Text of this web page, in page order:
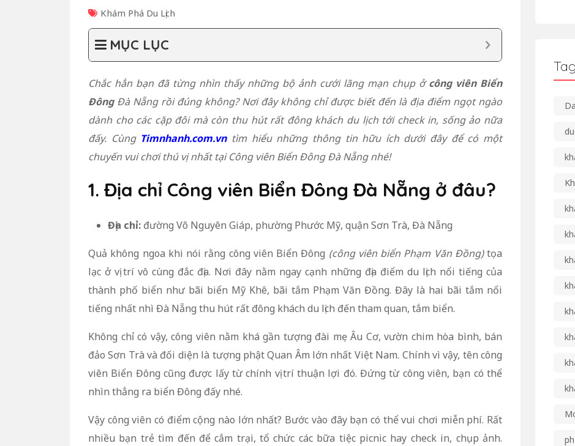
Khám Phá Du Lịch
MỤC LỤC
Chắc hẳn bạn đã từng nhìn thấy những bộ ảnh cưới lãng mạn chụp ởcông viên Biển
ĐôngĐà Nẵng rồi đúng không? Nơi đây không chỉ được biết đến là địa điểm ngọt ngào
dành cho các cặp đôi mà còn thu hút rất đông khách du lịch tới check in, sống ảo nữa
đấy. Cùng Timnhanh.com.vntìm hiểu những thông tin hữu ích dưới đây để có một
chuyến vui chơi thú vị nhất tại Công viên Biển Đông Đà Nẵng nhé!
1. Địa chỉ Công viên Biển Đông Đà Nẵng ở đâu?
Địa chỉ: đường Võ Nguyên Giáp, phường Phước Mỹ, quận Sơn Trà, Đà Nẵng
Quả không ngoa khi nói rằng công viên Biển Đông (công viên biển Phạm Văn Đồng)tọa
lạc ở vị trí vô cùng đắc địa. Nơi đây nằm ngay cạnh những địa điểm du lịch nổi tiếng của
thành phố biển như bãi biển Mỹ Khê, bãi tắm Phạm Văn Đồng. Đây là hai bãi tắm nổi
tiếng nhất nhì Đà Nẵng thu hút rất đông khách du lịch đến tham quan, tắm biển.
Không chỉ có vậy, công viên nằm khá gần tượng đài mẹ Âu Cơ, vườn chim hòa bình, bán
đảo Sơn Trà và đối diện là tượng phật Quan Âm lớn nhất Việt Nam. Chính vì vậy, tên công
viên Biển Đông cũng được lấy từ chính vị trí thuận lợi đó. Đứng từ công viên, bạn có thể
nhìn thẳng ra biển Đông đấy nhé.
Vậy công viên có điểm cộng nào lớn nhất? Bước vào đây bạn có thể vui chơi miễn phí. Rất
nhiều bạn trẻ tìm đến để cắm trại, tổ chức các bữa tiệc picnic hay check in, chụp ảnh.
Tag